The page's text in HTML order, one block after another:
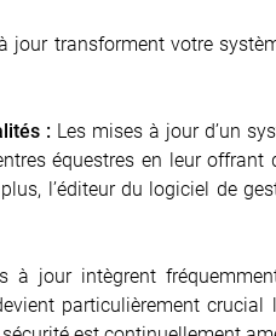
jour transforment votre
:Les mises à jour d’un
équestres en leur
l’éditeur du logiciel de
à jour intègrent
particulièrement